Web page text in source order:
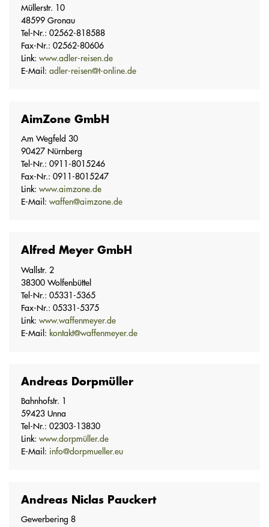
Müllerstr. 10
48599 Gronau
Tel-Nr.: 02562-818588
Fax-Nr.: 02562-80606
Link: www.adler-reisen.de
E-Mail: adler-reisen@t-online.de
AimZone GmbH
Am Wegfeld 30
90427 Nürnberg
Tel-Nr.: 0911-8015246
Fax-Nr.: 0911-8015247
Link: www.aimzone.de
E-Mail: waffen@aimzone.de
Alfred Meyer GmbH
Wallstr. 2
38300 Wolfenbüttel
Tel-Nr.: 05331-5365
Fax-Nr.: 05331-5375
Link: www.waffenmeyer.de
E-Mail: kontakt@waffenmeyer.de
Andreas Dorpmüller
Bahnhofstr. 1
59423 Unna
Tel-Nr.: 02303-13830
Link: www.dorpmüller.de
E-Mail: info@dorpmueller.eu
Andreas Niclas Pauckert
Gewerbering 8